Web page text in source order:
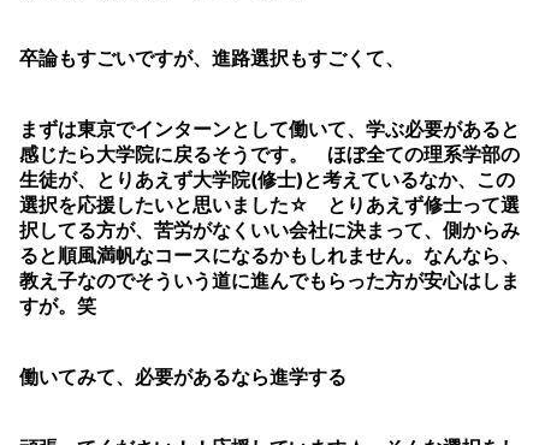
卒論もすごいですが、進路選択もすごくて、
まずは東京でインターンとして働いて、学ぶ必要があると
感じたら大学院に戻るそうです。 ほぼ全ての理系学部の
生徒が、とりあえず大学院(修士)と考えているなか、この
選択を応援したいと思いました☆ とりあえず修士って選
択してる方が、苦労がなくいい会社に決まって、側からみ
ると順風満帆なコースになるかもしれません。なんなら、
教え子なのでそういう道に進んでもらった方が安心はしま
すが。笑
働いてみて、必要があるなら進学する